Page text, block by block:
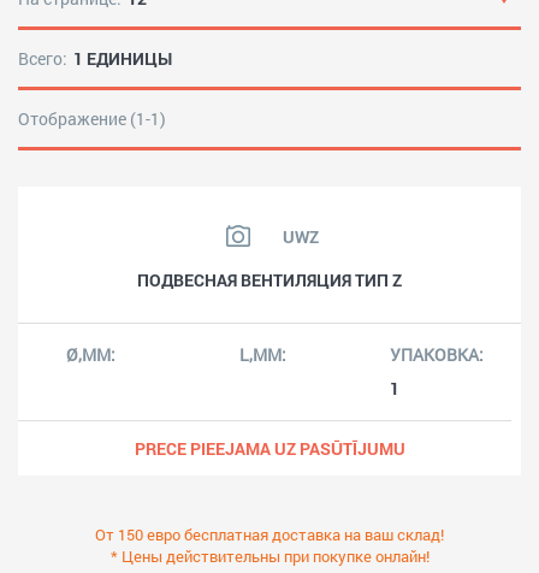
Всего: 1 ЕДИНИЦЫ
Отображение (1-1)
UWZ
ПОДВЕСНАЯ ВЕНТИЛЯЦИЯ ТИП Z
1
PRECE PIEEJAMA UZ PASŪTĪJUMU
От 150 евро бесплатная доставка на ваш склад!
* Цены действительны при покупке онлайн!